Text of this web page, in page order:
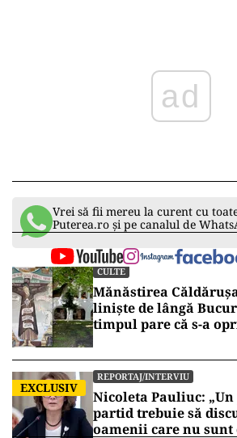
ad
Vrei să fii mereu la curent cu
Puterea.ro și pe canalul de
CULTE
Mănăstirea
liniște de lângă
timpul pare că s-a
EXCLUSIV
REPORTAJ/INTERVIU
Nicoleta Pauliuc:
partid trebuie să
oamenii care nu sunt